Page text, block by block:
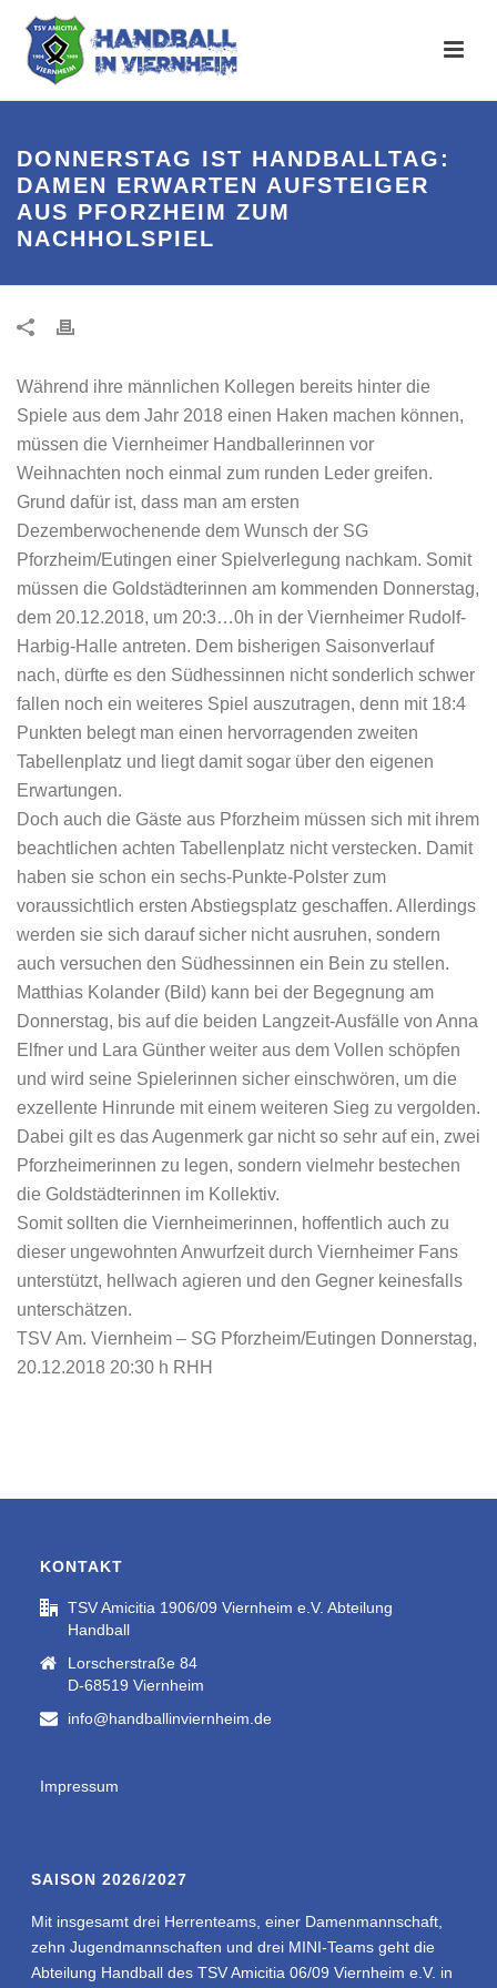
DONNERSTAG IST HANDBALLTAG:
DAMEN ERWARTEN AUFSTEIGER
AUS PFORZHEIM ZUM
NACHHOLSPIEL
Während ihre männlichen Kollegen bereits hinter die
Spiele aus dem Jahr 2018 einen Haken machen können,
müssen die Viernheimer Handballerinnen vor
Weihnachten noch einmal zum runden Leder greifen.
Grund dafür ist, dass man am ersten
Dezemberwochenende dem Wunsch der SG
Pforzheim/Eutingen einer Spielverlegung nachkam. Somit
müssen die Goldstädterinnen am kommenden Donnerstag,
dem 20.12.2018, um 20:3…0h in der Viernheimer Rudolf-
Harbig-Halle antreten. Dem bisherigen Saisonverlauf
nach, dürfte es den Südhessinnen nicht sonderlich schwer
fallen noch ein weiteres Spiel auszutragen, denn mit 18:4
Punkten belegt man einen hervorragenden zweiten
Tabellenplatz und liegt damit sogar über den eigenen
Erwartungen.
Doch auch die Gäste aus Pforzheim müssen sich mit ihrem
beachtlichen achten Tabellenplatz nicht verstecken. Damit
haben sie schon ein sechs-Punkte-Polster zum
voraussichtlich ersten Abstiegsplatz geschaffen. Allerdings
werden sie sich darauf sicher nicht ausruhen, sondern
auch versuchen den Südhessinnen ein Bein zu stellen.
Matthias Kolander (Bild) kann bei der Begegnung am
Donnerstag, bis auf die beiden Langzeit-Ausfälle von Anna
Elfner und Lara Günther weiter aus dem Vollen schöpfen
und wird seine Spielerinnen sicher einschwören, um die
exzellente Hinrunde mit einem weiteren Sieg zu vergolden.
Dabei gilt es das Augenmerk gar nicht so sehr auf ein, zwei
Pforzheimerinnen zu legen, sondern vielmehr bestechen
die Goldstädterinnen im Kollektiv.
Somit sollten die Viernheimerinnen, hoffentlich auch zu
dieser ungewohnten Anwurfzeit durch Viernheimer Fans
unterstützt, hellwach agieren und den Gegner keinesfalls
unterschätzen.
TSV Am. Viernheim – SG Pforzheim/Eutingen Donnerstag,
20.12.2018 20:30 h RHH
KONTAKT
TSV Amicitia 1906/09 Viernheim e.V. Abteilung
Handball
Lorscherstraße 84
D-68519 Viernheim
info@handballinviernheim.de
Impressum
SAISON 2026/2027
Mit insgesamt drei Herrenteams, einer Damenmannschaft,
zehn Jugendmannschaften und drei MINI-Teams geht die
Abteilung Handball des TSV Amicitia 06/09 Viernheim e.V. in